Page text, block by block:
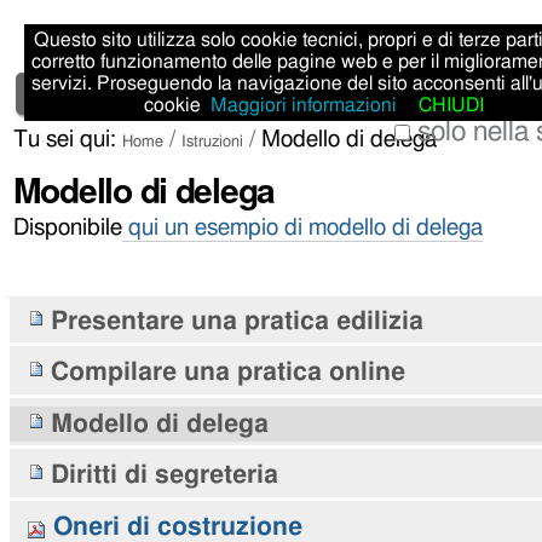
Salta
ai
contenuti.
|
Salta
alla
navigazione
Strumenti
personali
Cerca nel sito
solo nella
Ricerca
Sezioni
Home Istruzioni
Tu sei qui: Home / Istruzioni / Modello di delega
Modello di delega
Disponibile qui un esempio di modello di delega
Navigazione
Presentare una pratica edilizia
Compilare una pratica online
Modello di delega
Diritti di segreteria
Oneri di costruzione
Questo sito utilizza solo cookie tecnici, propri e di terze
corretto funzionamento delle pagine web e per il
servizi. Proseguendo la navigazione del sito acconsenti
cookie
Maggiori informazioni CHIUDI